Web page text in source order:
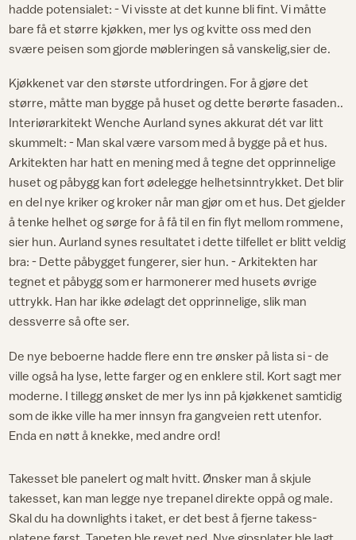
hadde potensialet: - Vi visste at det kunne bli fint. Vi måtte
bare få et større kjøkken, mer lys og kvitte oss med den
svære peisen som gjorde møbleringen så vanskelig,sier de.
Kjøkkenet var den største utfordringen. For å gjøre det
større, måtte man bygge på huset og dette berørte fasaden..
Interiørarkitekt Wenche Aurland synes akkurat dét var litt
skummelt: - Man skal være varsom med å bygge på et hus.
Arkitekten har hatt en mening med å tegne det opprinnelige
huset og påbygg kan fort ødelegge helhetsinntrykket. Det blir
en del nye kriker og kroker når man gjør om et hus. Det gjelder
å tenke helhet og sørge for å få til en fin flyt mellom rommene,
sier hun. Aurland synes resultatet i dette tilfellet er blitt veldig
bra: - Dette påbygget fungerer, sier hun. - Arkitekten har
tegnet et påbygg som er harmonerer med husets øvrige
uttrykk. Han har ikke ødelagt det opprinnelige, slik man
dessverre så ofte ser.
De nye beboerne hadde flere enn tre ønsker på lista si - de
ville også ha lyse, lette farger og en enklere stil. Kort sagt mer
moderne. I tillegg ønsket de mer lys inn på kjøkkenet samtidig
som de ikke ville ha mer innsyn fra gangveien rett utenfor.
Enda en nøtt å knekke, med andre ord!
Takesset ble panelert og malt hvitt. Ønsker man å skjule
takesset, kan man legge nye trepanel direkte oppå og male.
Skal du ha downlights i taket, er det best å fjerne takess-